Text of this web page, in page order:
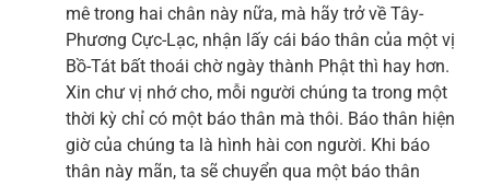
mê trong hai chân này nữa, mà hãy trở về Tây-
Phương Cực-Lạc, nhận lấy cái báo thân của một vị
Bồ-Tát bất thoái chờ ngày thành Phật thì hay hơn.
Xin chư vị nhớ cho, mỗi người chúng ta trong một
thời kỳ chỉ có một báo thân mà thôi. Báo thân hiện
giờ của chúng ta là hình hài con người. Khi báo
thân này mãn, ta sẽ chuyển qua một báo thân